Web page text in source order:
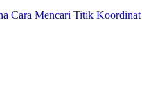
Cara Mencari Titik